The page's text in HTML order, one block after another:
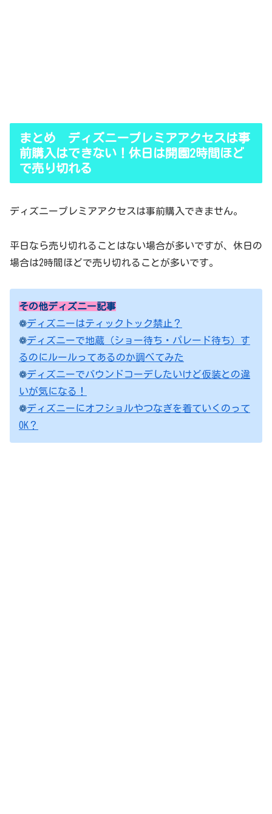
まとめ ディズニープレミアアクセスは事
前購入はできない！休日は開園2時間ほど
で売り切れる
ディズニープレミアアクセスは事前購入できません。
平日なら売り切れることはない場合が多いですが、休日の
場合は2時間ほどで売り切れることが多いです。
その他ディズニー記事
❁ディズニーはティックトック禁止？
❁ディズニーで地蔵（ショー待ち・パレード待ち）す
るのにルールってあるのか調べてみた
❁ディズニーでバウンドコーデしたいけど仮装との違
いが気になる！
❁ディズニーにオフショルやつなぎを着ていくのって
OK？